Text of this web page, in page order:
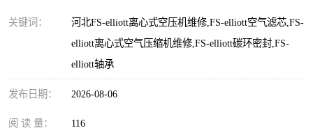
关键词：
河北FS-elliott离心式空压机维修,FS-elliott空气滤芯,FS-
elliott离心式空气压缩机维修,FS-elliott碳环密封,FS-
elliott轴承
发布日期： 2026-08-06
阅 读 量： 116